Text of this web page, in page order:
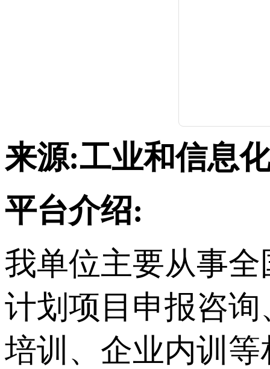
来源:工业和信息
平台介绍:
我单位主要从事全
计划项目申报咨
培训、企业内训